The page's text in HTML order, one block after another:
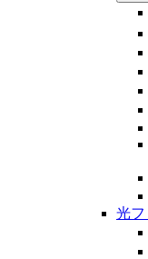
光フ